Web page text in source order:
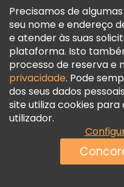
Política De Cookies
Freetour Prémios
Programa De Fidelidade
Precisamos de
seu nome e endereço
e atender às suas
plataforma. Isto
processo de reserva e
privacidade. Pode
dos seus dados
site utiliza cookies
utilizador.